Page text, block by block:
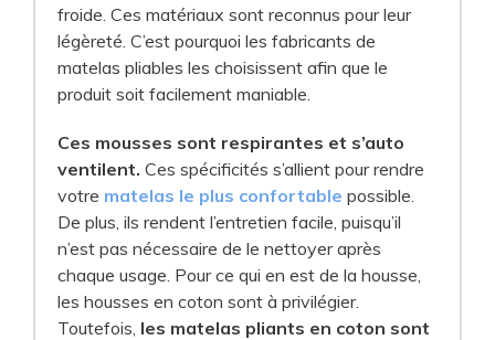
froide. Ces matériaux sont reconnus pour leur
légèreté. C’est pourquoi les fabricants de
matelas pliables les choisissent afin que le
produit soit facilement maniable.
Ces mousses sont respirantes et s’auto
ventilent. Ces spécificités s’allient pour rendre
votre matelas le plus confortable possible.
De plus, ils rendent l’entretien facile, puisqu’il
n’est pas nécessaire de le nettoyer après
chaque usage. Pour ce qui en est de la housse,
les housses en coton sont à privilégier.
Toutefois, les matelas pliants en coton sont